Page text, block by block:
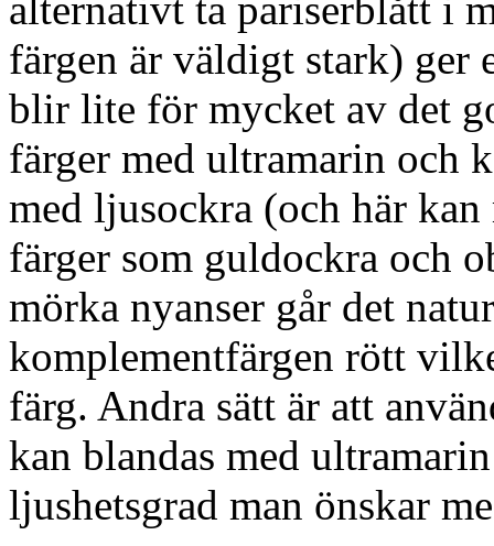
färgen är väldigt stark) ger
blir lite för mycket av det
färger med ultramarin och
med ljusockra (och här
färger som guldockra och
mörka nyanser går det
komplementfärgen rött
färg. Andra sätt är att
kan blandas med
ljushetsgrad man önskar